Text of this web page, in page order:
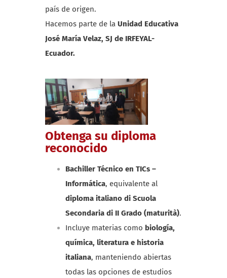
país de origen.
Hacemos parte de la Unidad Educativa
José María Velaz, SJ de IRFEYAL-
Ecuador.
Obtenga su diploma
reconocido
Bachiller Técnico en TICs –
Informática, equivalente al
diploma italiano di Scuola
Secondaria di II Grado (maturità).
Incluye materias como biología,
química, literatura e historia
italiana, manteniendo abiertas
todas las opciones de estudios